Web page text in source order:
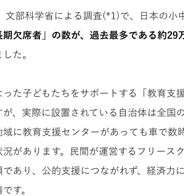
文部科学省による調査(*1)で、日本の小
期欠席者」の数が、過去最多である約29
た。
った子どもたちをサポートする「教育支
が、実際に設置されている自治体は全国
域に教育支援センターがあっても車で数
況があります。民間が運営するフリース
であり、公的支援につながれず、経済力
す。